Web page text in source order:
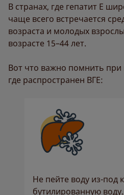
В странах, где гепатит Е
чаще всего встречается
возраста и молодых
возрасте 15–44 лет.
Вот что важно помнить
где распространен ВГЕ:
Не пейте воду из-под
бутилированную воду.